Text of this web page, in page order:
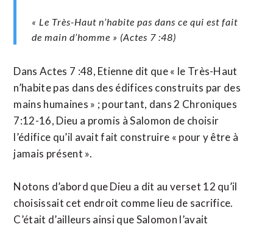
« Le Très-Haut n’habite pas dans ce qui est fait
de main d’homme » (Actes 7 :48)
Dans Actes 7 :48, Etienne dit que « le Très-Haut
n’habite pas dans des édifices construits par des
mains humaines » ; pourtant, dans 2 Chroniques
7:12-16, Dieu a promis à Salomon de choisir
l’édifice qu’il avait fait construire « pour y être à
jamais présent ».
Notons d’abord que Dieu a dit au verset 12 qu’il
choisissait cet endroit comme lieu de sacrifice.
C’était d’ailleurs ainsi que Salomon l’avait